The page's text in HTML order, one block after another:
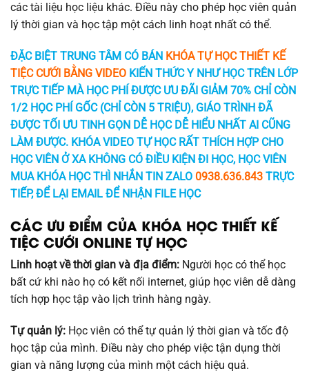
các tài liệu học liệu khác. Điều này cho phép học viên quản
lý thời gian và học tập một cách linh hoạt nhất có thể.
ĐẶC BIỆT TRUNG TÂM CÓ BÁN KHÓA TỰ HỌC THIẾT KẾ
TIỆC CƯỚI BẰNG VIDEO KIẾN THỨC Y NHƯ HỌC TRÊN LỚP
TRỰC TIẾP MÀ HỌC PHÍ ĐƯỢC ƯU ĐÃI GIẢM 70% CHỈ CÒN
1/2 HỌC PHÍ GỐC (CHỈ CÒN 5 TRIỆU), GIÁO TRÌNH ĐÃ
ĐƯỢC TỐI ƯU TINH GỌN DỄ HỌC DỄ HIỂU NHẤT AI CŨNG
LÀM ĐƯỢC. KHÓA VIDEO TỰ HỌC RẤT THÍCH HỢP CHO
HỌC VIÊN Ở XA KHÔNG CÓ ĐIỀU KIỆN ĐI HỌC, HỌC VIÊN
MUA KHÓA HỌC THÌ NHẮN TIN ZALO 0938.636.843 TRỰC
TIẾP, ĐỂ LẠI EMAIL ĐỂ NHẬN FILE HỌC
CÁC ƯU ĐIỂM CỦA KHÓA HỌC THIẾT KẾ
TIỆC CƯỚI ONLINE TỰ HỌC
Linh hoạt về thời gian và địa điểm: Người học có thể học
bất cứ khi nào họ có kết nối internet, giúp học viên dễ dàng
tích hợp học tập vào lịch trình hàng ngày.
Tự quản lý: Học viên có thể tự quản lý thời gian và tốc độ
học tập của mình. Điều này cho phép việc tận dụng thời
gian và năng lượng của mình một cách hiệu quả.